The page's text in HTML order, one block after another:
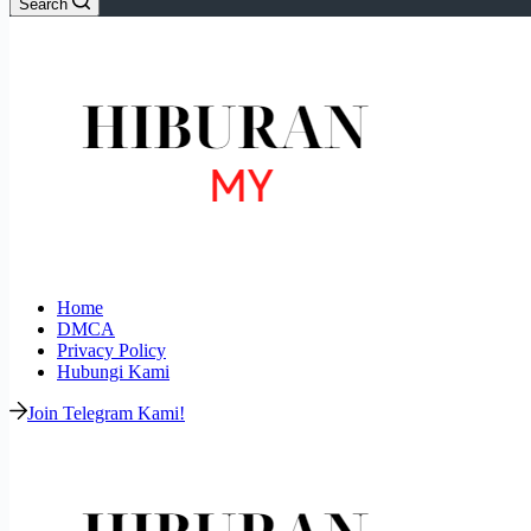
Search
Home
DMCA
Privacy Policy
Hubungi Kami
Join Telegram Kami!